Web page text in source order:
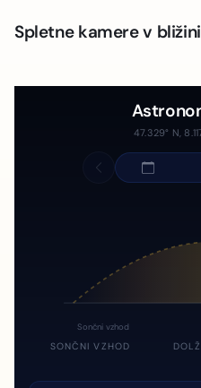
Spletne kamere v bližini
47.329° N,
Sončni vzhod
SONČNI VZHOD